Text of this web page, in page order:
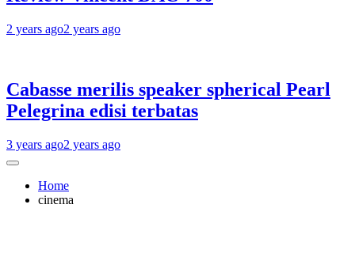
2 years ago2 years ago
Cabasse merilis speaker spherical Pearl
Pelegrina edisi terbatas
3 years ago2 years ago
Home
cinema